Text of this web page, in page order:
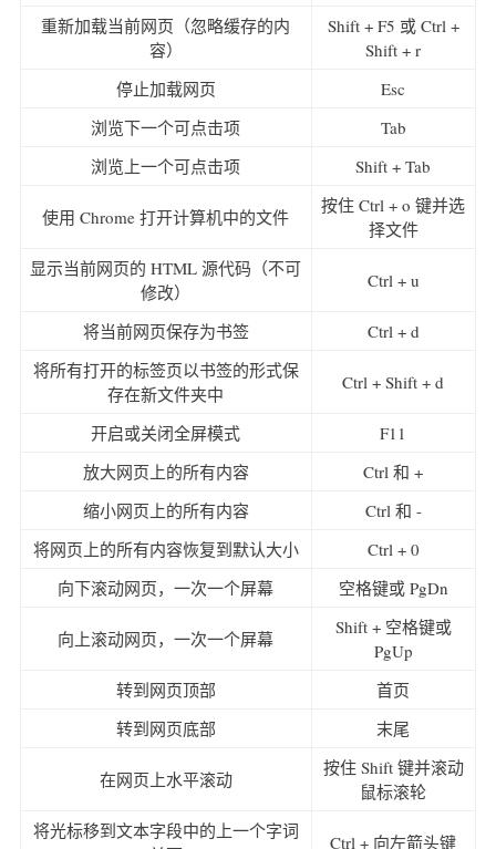
重新加载当前网页（忽略缓存的内
容）
Shift + F5 或 Ctrl +
Shift + r
停止加载网页
Esc
浏览下一个可点击项
Tab
浏览上一个可点击项
Shift + Tab
使用 Chrome 打开计算机中的文件
按住 Ctrl + o 键并选
择文件
显示当前网页的 HTML 源代码（不可
修改）
Ctrl + u
将当前网页保存为书签
Ctrl + d
将所有打开的标签页以书签的形式保
存在新文件夹中
Ctrl + Shift + d
开启或关闭全屏模式
F11
放大网页上的所有内容
Ctrl 和 +
缩小网页上的所有内容
Ctrl 和 -
将网页上的所有内容恢复到默认大小
Ctrl + 0
向下滚动网页，一次一个屏幕
空格键或 PgDn
向上滚动网页，一次一个屏幕
Shift + 空格键或
PgUp
转到网页顶部
首页
转到网页底部
末尾
在网页上水平滚动
按住 Shift 键并滚动
鼠标滚轮
将光标移到文本字段中的上一个字词
Ctrl + 向左箭头键